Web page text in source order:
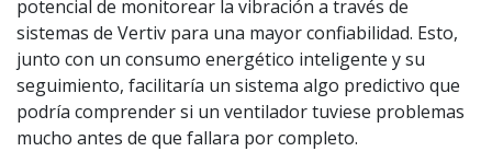
potencial de monitorear la vibración a través de
sistemas de Vertiv para una mayor confiabilidad. Esto,
junto con un consumo energético inteligente y su
seguimiento, facilitaría un sistema algo predictivo que
podría comprender si un ventilador tuviese problemas
mucho antes de que fallara por completo.